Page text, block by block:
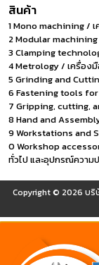
สินค้า
1 Mono machining /
2 Modular machining
3 Clamping
4 Metrology / เครื่อง
5 Grinding and
6 Fastening tools for
7 Gripping, cutting,
8 Hand and
9 Workstations and
0 Workshop
ทั่วไป และอุปกรณ์ควา
Copyright © 2026 บริ